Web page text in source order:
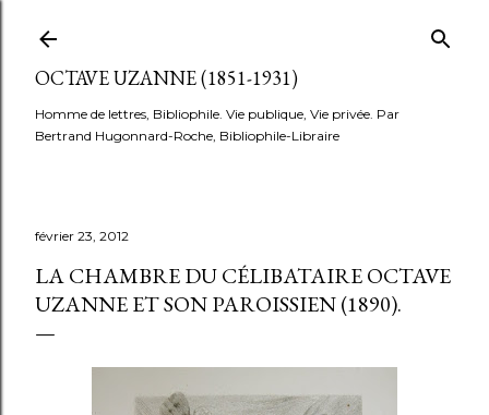
OCTAVE UZANNE (1851-1931)
Homme de lettres, Bibliophile. Vie publique, Vie privée. Par
Bertrand Hugonnard-Roche, Bibliophile-Libraire
février 23, 2012
LA CHAMBRE DU CÉLIBATAIRE OCTAVE
UZANNE ET SON PAROISSIEN (1890).